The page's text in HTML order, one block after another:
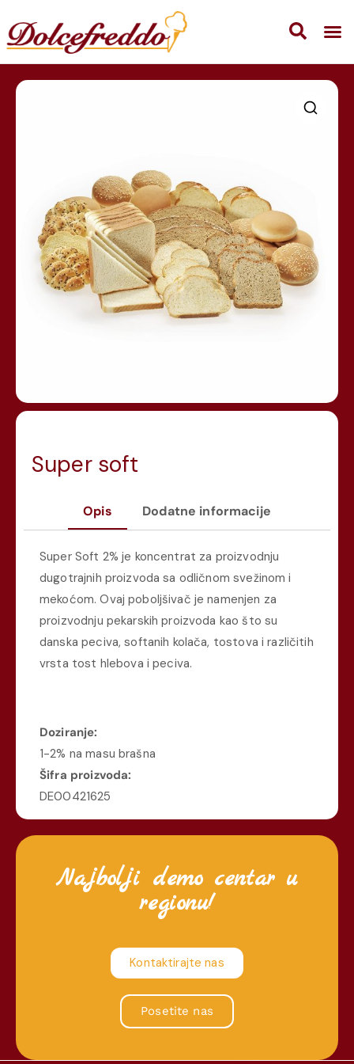
Super soft
Opis Dodatne informacije
Super Soft 2% je koncentrat za proizvodnju
dugotrajnih proizvoda sa odličnom svežinom i
mekoćom. Ovaj poboljšivač je namenjen za
proizvodnju pekarskih proizvoda kao što su
danska peciva, softanih kolača, tostova i različitih
vrsta tost hlebova i peciva.
Doziranje:
1-2% na masu brašna
Šifra proizvoda:
DE00421625
Najbolji demo centar u
regionu!
Kontaktirajte nas
Posetite nas